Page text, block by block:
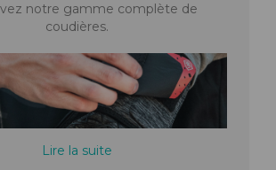
notre gamme complète de
coudières.
Lire la suite